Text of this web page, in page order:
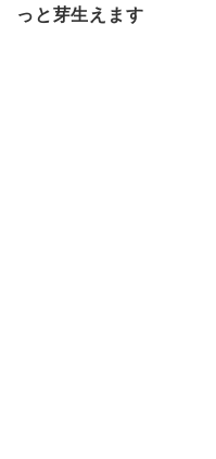
っと芽生えます